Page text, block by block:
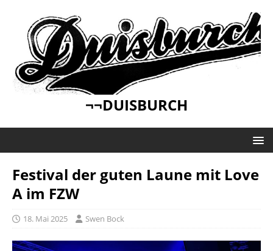
¬¬DUISBURCH
Festival der guten Laune mit Love
A im FZW
18. Mai 2025 Swen Bock